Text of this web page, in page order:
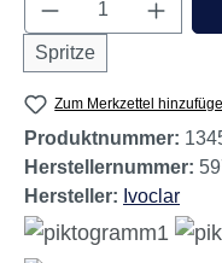
Spritze
Zum Merkzettel
Produktnummer:
Herstellernummer:
Hersteller: Ivoclar